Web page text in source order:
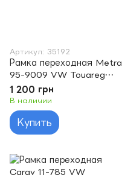
Артикул: 35192
Рамка переходная Metra
95-9009 VW Touareg
2004 (2din)Metra
1 200 грн
В наличии
Купить